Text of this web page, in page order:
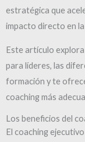
estratégica que
impacto directo en
Este artículo
para líderes, las
formación y te
coaching más
Los beneficios del
El coaching